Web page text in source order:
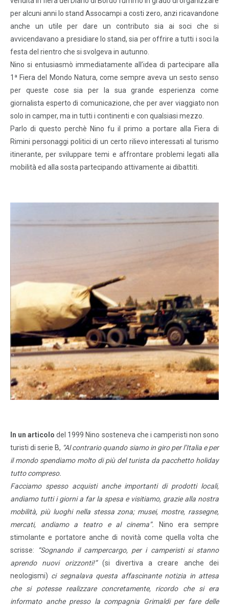
per alcuni anni lo stand Assocampi a costi zero, anzi ricavandone
anche un utile per dare un contributo sia ai soci che si
avvicendavano a presidiare lo stand, sia per offrire a tutti i soci la
festa del rientro che si svolgeva in autunno.
Nino si entusiasmò immediatamente all’idea di partecipare alla
1ª Fiera del Mondo Natura, come sempre aveva un sesto senso
per queste cose sia per la sua grande esperienza come
giornalista esperto di comunicazione, che per aver viaggiato non
solo in camper, ma in tutti i continenti e con qualsiasi mezzo.
Parlo di questo perchè Nino fu il primo a portare alla Fiera di
Rimini personaggi politici di un certo rilievo interessati al turismo
itinerante, per sviluppare temi e affrontare problemi legati alla
mobilità ed alla sosta partecipando attivamente ai dibattiti.
In un articolo del 1999 Nino sosteneva che i camperisti non sono
turisti di serie B, “Al contrario quando siamo in giro per l’Italia e per
il mondo spendiamo molto di più del turista da pacchetto holiday
tutto compreso.
Facciamo spesso acquisti anche importanti di prodotti locali,
andiamo tutti i giorni a far la spesa e visitiamo, grazie alla nostra
mobilità, più luoghi nella stessa zona; musei, mostre, rassegne,
mercati, andiamo a teatro e al cinema”. Nino era sempre
stimolante e portatore anche di novità come quella volta che
scrisse:
“Sognando il campercargo, per i camperisti si stanno
aprendo nuovi orizzonti!”(si divertiva a creare anche dei
neologismi) ci segnalava questa affascinante notizia in attesa
che si potesse realizzare concretamente, ricordo che si era
informato anche presso la compagnia Grimaldi per fare delle